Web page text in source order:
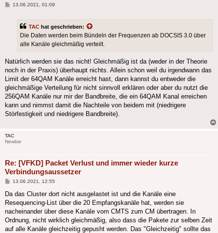
Beitrag
13.06.2021, 01:09
TAC hat geschrieben:
Die Daten werden beim Bündeln der Frequenzen ab DOCSIS 3.0 über
alle Kanäle gleichmäßig verteilt.
Natürlich werden sie das nicht! Gleichmäßig ist da (weder in der Theorie
noch in der Praxis) überhaupt nichts. Allein schon weil du irgendwann das
Limit der 64QAM Kanäle erreicht hast, dann kannst du entweder die
gleichmäßige Verteilung für nicht sinnvoll erklären oder aber du nutzt die
256QAM Kanäle nur mir der Bandbreite, die ein 64QAM Kanal erreichen
kann und nimmst damit die Nachteile von beidem mit (niedrigere
Störfestigkeit und niedrigere Bandbreite).
TAC
Newbie
Re: [VFKD] Packet Verlust und immer wieder kurze
Verbindungsaussetzer
Beitrag
13.06.2021, 12:55
Da das Cluster dort nicht ausgelastet ist und die Kanäle eine
Resequencing-List über die 20 Empfangskanäle hat, werden sie
nacheinander über diese Kanäle vom CMTS zum CM übertragen. In
Ordnung, nicht wirklich gleichmäßig, also dass die Pakete zur selben Zeit
auf alle Kanäle gleichzeitig gepusht werden. Das "Gleichzeitig" sollte das